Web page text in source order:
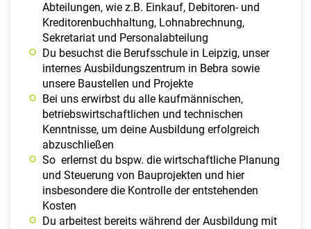
Abteilungen, wie z.B. Einkauf, Debitoren- und
Kreditorenbuchhaltung, Lohnabrechnung,
Sekretariat und Personalabteilung
Du besuchst die Berufsschule in Leipzig, unser
internes Ausbildungszentrum in Bebra sowie
unsere Baustellen und Projekte
Bei uns erwirbst du alle kaufmännischen,
betriebswirtschaftlichen und technischen
Kenntnisse, um deine Ausbildung erfolgreich
abzuschließen
So erlernst du bspw. die wirtschaftliche Planung
und Steuerung von Bauprojekten und hier
insbesondere die Kontrolle der entstehenden
Kosten
Du arbeitest bereits während der Ausbildung mit